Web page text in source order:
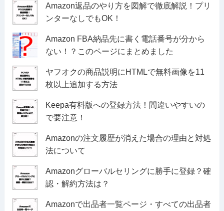
Amazon返品のやり方を図解で徹底解説！プリ
ンターなしでもOK！
Amazon FBA納品先に書く電話番号が分から
ない！？このページにまとめました
ヤフオクの商品説明にHTMLで無料画像を11
枚以上追加する方法
Keepa有料版への登録方法！間違いやすいの
で要注意！
Amazonの注文履歴が消えた場合の理由と対処
法について
Amazonグローバルセリングに勝手に登録？確
認・解約方法は？
Amazonで出品者一覧ページ・すべての出品者